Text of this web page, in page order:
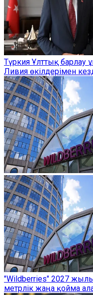
Түркия Ұлттық
Ливия өкілдерімен
"Wildberries" 2027
метрлік жаңа қойма